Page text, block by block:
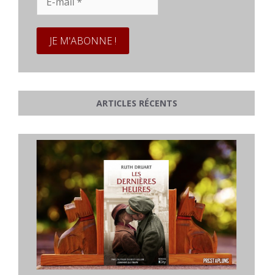
mail
ARTICLES RÉCENTS